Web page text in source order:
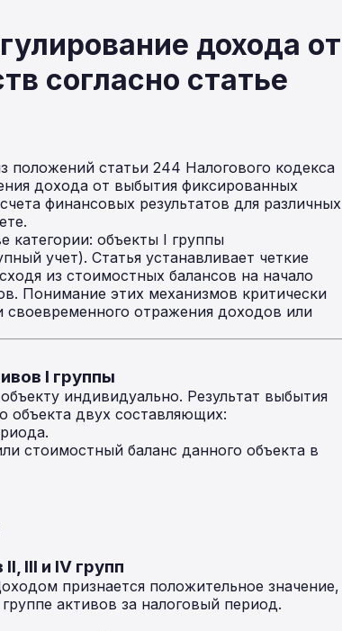
дохода от
согласно статье
положений статьи 244 Налогового кодекса
дохода от выбытия фиксированных
финансовых результатов для различных
категории: объекты I группы
учет). Статья устанавливает четкие
из стоимостных балансов на начало
Понимание этих механизмов критически
отражения доходов или
I группы
индивидуально. Результат выбытия
объекта двух составляющих:
стоимостный баланс данного объекта в
III и IV групп
признается положительное значение,
активов за налоговый период.